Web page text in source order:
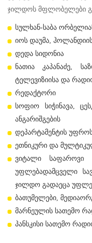
ჯილდოს მფლობელები
სულხან-საბა
იოს დაუმა,
დედა სიდონია
ნათია კაპანაძე,
ტელევიზიისა და
რედაქტორი
სოფიო სიჭინავა,
ანგარიშგების
დეპარტამენტის
ეთნიკური და
ვიტალი საფაროვი
უფლებადამცველი
ჯილდო გადაეცა
ბათუმელები,
მარნეულის სათემო
პანსკისი სათემო